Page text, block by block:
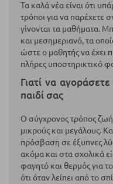
Τα καλά νέα είναι ότι
τρόποι για να παρέχετε
γίνονται τα μαθήματα.
και μεσημεριανό, τα
ώστε ο μαθητής να έχει
πλήρες υποστηρικτικό
Γιατί να
παιδί σας
Ο σύγχρονος τρόπος
μικρούς και μεγάλους.
πρόσβαση σε έξυπνες
ακόμα και στα σχολικά
φαγητό και θερμός για
ότι όταν λείπει από το